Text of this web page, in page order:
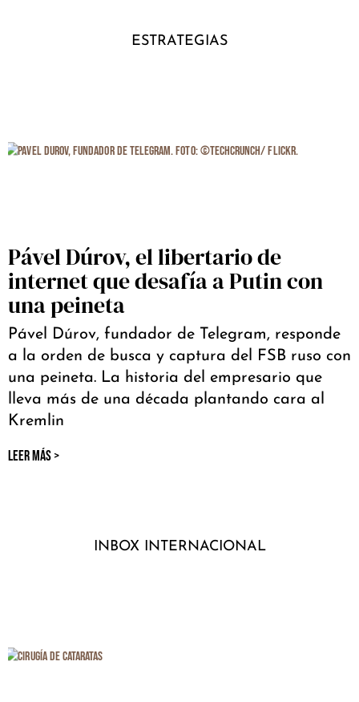
ESTRATEGIAS
Pável Dúrov, el libertario de
internet que desafía a Putin con
una peineta
Pável Dúrov, fundador de Telegram, responde
a la orden de busca y captura del FSB ruso con
una peineta. La historia del empresario que
lleva más de una década plantando cara al
Kremlin
LEER MÁS >
INBOX INTERNACIONAL